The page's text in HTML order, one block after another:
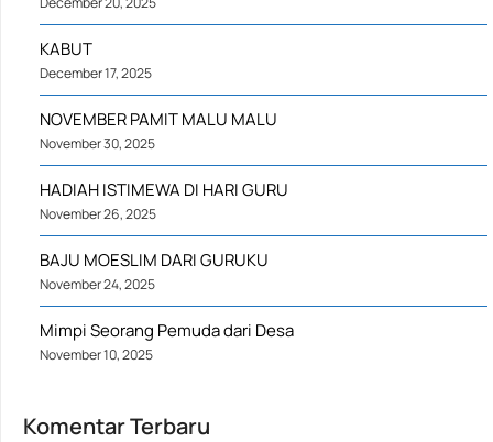
KABUT
December 17, 2025
NOVEMBER PAMIT MALU MALU
November 30, 2025
HADIAH ISTIMEWA DI HARI GURU
November 26, 2025
BAJU MOESLIM DARI GURUKU
November 24, 2025
Mimpi Seorang Pemuda dari Desa
November 10, 2025
Komentar Terbaru